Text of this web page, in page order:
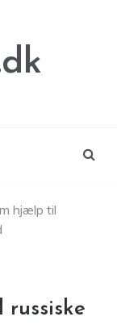
hjælp til